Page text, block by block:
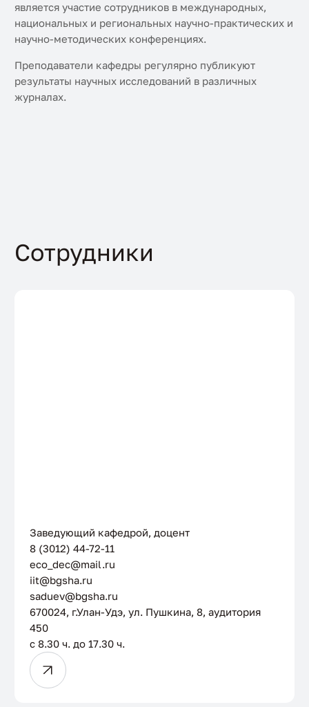
является участие сотрудников в международных,
национальных и региональных научно-практических и
научно-методических конференциях.
Преподаватели кафедры регулярно публикуют
результаты научных исследований в различных
журналах.
Сотрудники
Садуев Нима Батодоржиевич
Заведующий кафедрой, доцент
8 (3012) 44-72-11
eco_dec@mail.ru
iit@bgsha.ru
saduev@bgsha.ru
670024, г.Улан-Удэ, ул. Пушкина, 8, аудитория
450
с 8.30 ч. до 17.30 ч.